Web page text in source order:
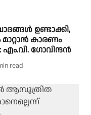
ഉണ്ടാക്കി,
കാരണം
ഗോവിന്ദന്‍
read